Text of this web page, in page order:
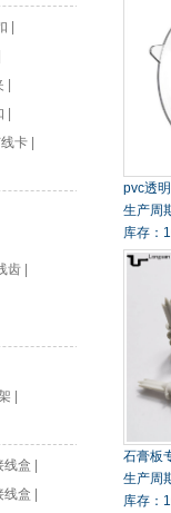
卡
齿
线盒
线盒
pvc透
生产周
库存：
石膏板
生产周
库存：